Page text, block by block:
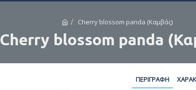
Cherry blossom panda (Καμβάς)
Cherry blossom panda
ΠΕΡΙΓΡΑΦΉ